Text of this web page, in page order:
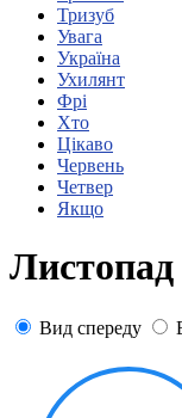
Статут
Тризуб
Увага
Україна
Ухилянт
Фрі
Хто
Цікаво
Червень
Четвер
Якщо
Листопад
Вид спереду